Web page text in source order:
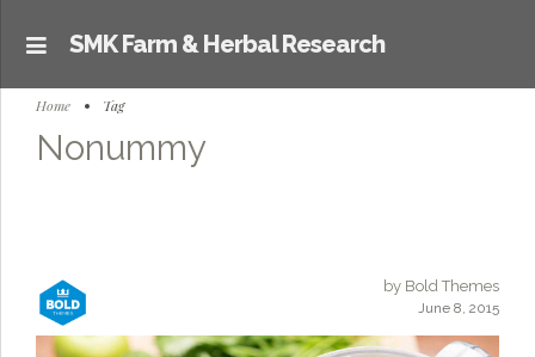
SMK Farm & Herbal Research
Home Tag
Nonummy
by Bold Themes
June 8, 2015